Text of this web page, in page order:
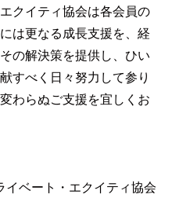
クイティ協会は各会員の
は更なる成長支援を、経
の解決策を提供し、ひい
すべく日々努力して参り
わらぬご支援を宜しくお
ベート・エクイティ協会